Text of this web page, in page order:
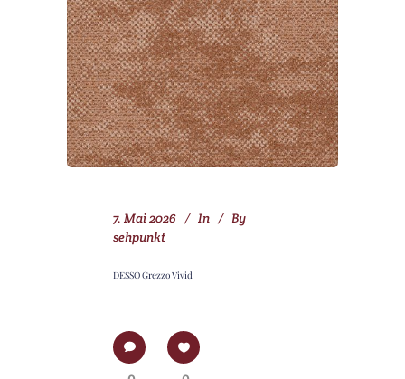
7. Mai 2026 In
By
sehpunkt
DESSO Grezzo Vivid